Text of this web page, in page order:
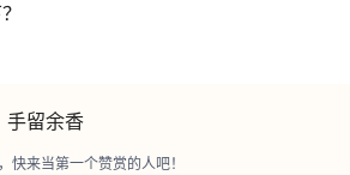
手留余香
快来当第一个赞赏的人吧！